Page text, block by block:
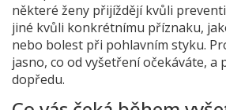
některé ženy přijíždějí kvůli
jiné kvůli konkrétnímu příznaku,
nebo bolest při pohlavním styku.
jasno, co od vyšetření očekáváte, a
dopředu.